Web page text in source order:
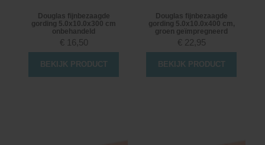
Douglas fijnbezaagde
gording 5.0x10.0x300 cm
onbehandeld
€ 16,50
BEKIJK PRODUCT
Douglas fijnbezaagde
gording 5.0x10.0x400 cm,
groen geïmpregneerd
€ 22,95
BEKIJK PRODUCT